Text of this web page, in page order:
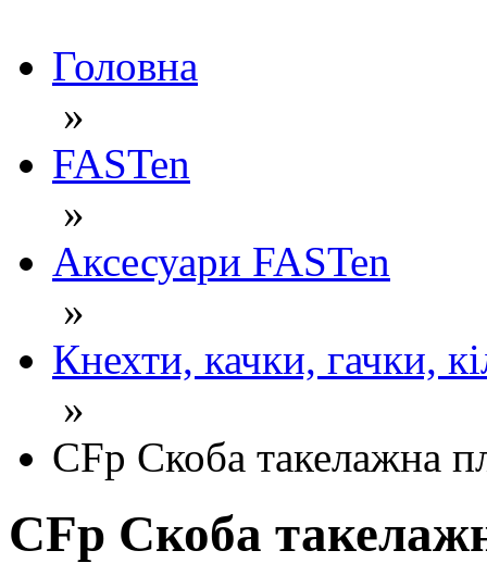
Головна
»
FASTen
»
Аксесуари FASTen
»
Кнехти, качки, гачки,
»
CFp Скоба такелажна
CFp Скоба